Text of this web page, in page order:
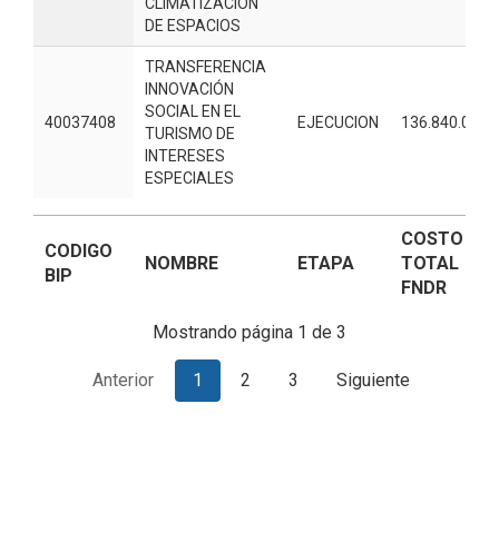
TOTAL FNDR
DE ESPACIOS
40037408
TRANSFERENCIA
INNOVACIÓN
SOCIAL EN EL
TURISMO DE
INTERESES
ESPECIALES
EJECUCION 136.840.000
CODIGO
BIP
NOMBRE ETAPA
COSTO
TOTAL
FNDR
Mostrando página 1 de 3
Anterior 1 2 3 Siguiente